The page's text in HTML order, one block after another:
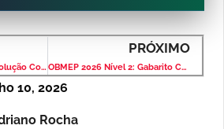
OBMEP 2026 Nível 1: Solução Comentada das 20 Questões da Primeira Fase
PRÓXIMO
OBMEP 2026 Nível 2: Gabarito Comentado e Solução Completa das 20 Questões
10, 2026
Rocha